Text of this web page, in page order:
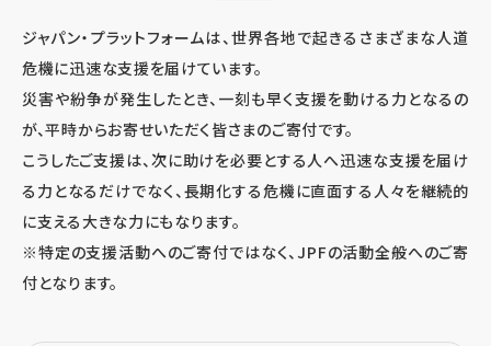
ジャパン・プラットフォームは、世界各地で起きるさまざまな人道
危機に迅速な支援を届けています。
災害や紛争が発生したとき、一刻も早く支援を動ける力となるの
が、平時からお寄せいただく皆さまのご寄付です。
こうしたご支援は、次に助けを必要とする人へ迅速な支援を届け
る力となるだけでなく、長期化する危機に直面する人々を継続的
に支える大きな力にもなります。
※特定の支援活動へのご寄付ではなく、JPFの活動全般へのご寄
付となります。